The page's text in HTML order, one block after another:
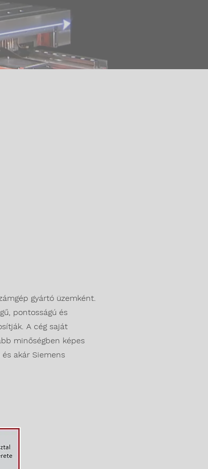
gyártó üzemként.
pontosságú és
A cég saját
minőségben képes
és akár Siemens